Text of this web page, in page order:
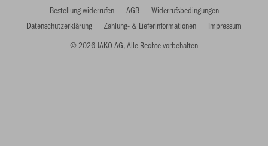
© 2026 JAKO AG, Alle Rechte vorbehalten
Bestellung widerrufen AGB
Widerrufsbedingungen
Datenschutzerklärung
Zahlung- & Lieferinformationen Impressum